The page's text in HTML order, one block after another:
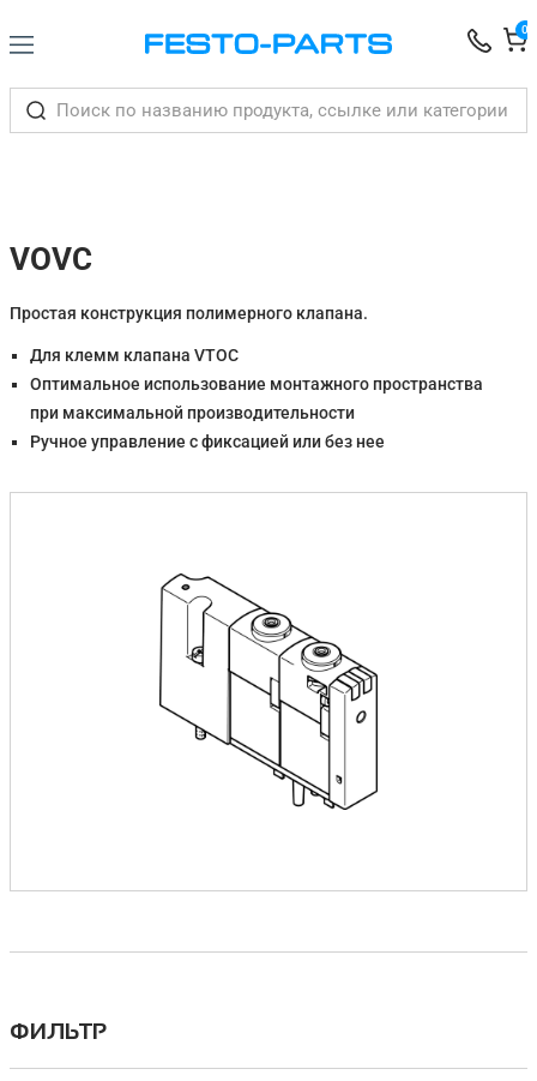
0
VOVC
Простая конструкция полимерного клапана.
Для клемм клапана VTOC
Оптимальное использование монтажного пространства
при максимальной производительности
Ручное управление с фиксацией или без нее
ФИЛЬТР